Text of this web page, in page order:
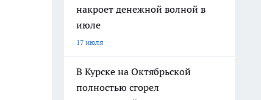
накроет денежной волной в
июле
17 июля
В Курске на Октябрьской
полностью сгорел